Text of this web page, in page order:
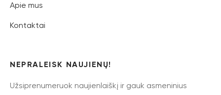
Apie mus
Kontaktai
NEPRALEISK NAUJIENŲ!
Užsiprenumeruok naujienlaiškį ir gauk asmeninius